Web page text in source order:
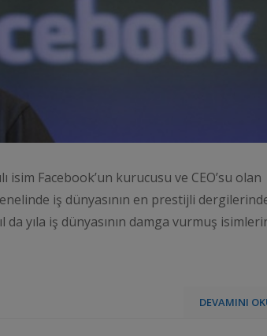
Facebook’un kurucusu ve CEO’su olan
iş dünyasının en prestijli
yıla iş dünyasının damga vurmuş
DEVAMINI